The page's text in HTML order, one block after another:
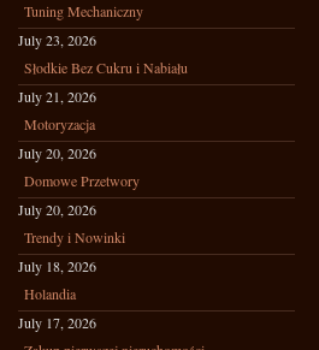
Tuning Mechaniczny
July 23, 2026
Słodkie Bez Cukru i Nabiału
July 21, 2026
Motoryzacja
July 20, 2026
Domowe Przetwory
July 20, 2026
Trendy i Nowinki
July 18, 2026
Holandia
July 17, 2026